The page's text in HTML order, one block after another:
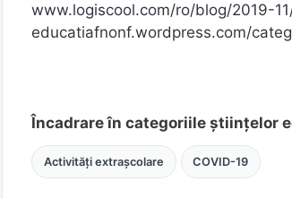
www.logiscool.com/ro/blog/2019-
educatiafnonf.wordpress.com/
Încadrare în categoriile științelor
Activități extrașcolare COVID-19